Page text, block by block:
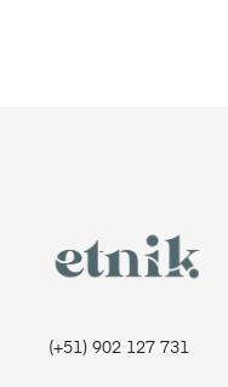
(+51) 902 127 731‬